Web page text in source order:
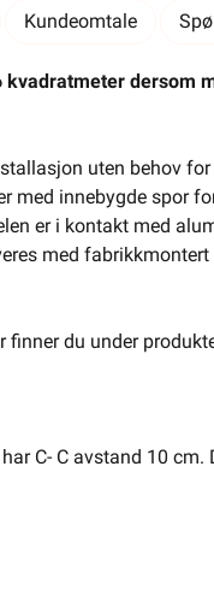
Privat Partnere
& Fritid
Energi
Kundeomtale
dersom
uten behov
innebygde spor
er i kontakt med
med
du under
C- C avstand 10